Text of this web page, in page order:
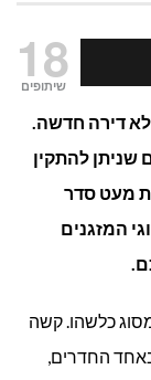
מזגנים
מומלצים
בישראל
18
שיתופים
דירה חדשה.
שניתן להתקין
מעט סדר
המזגנים
כלשהו. קשה
החדרים,